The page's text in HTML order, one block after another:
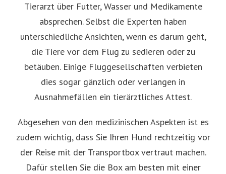
Tierarzt über Futter, Wasser und Medikamente
absprechen. Selbst die Experten haben
unterschiedliche Ansichten, wenn es darum geht,
die Tiere vor dem Flug zu sedieren oder zu
betäuben. Einige Fluggesellschaften verbieten
dies sogar gänzlich oder verlangen in
Ausnahmefällen ein tierärztliches Attest.
Abgesehen von den medizinischen Aspekten ist es
zudem wichtig, dass Sie Ihren Hund rechtzeitig vor
der Reise mit der Transportbox vertraut machen.
Dafür stellen Sie die Box am besten mit einer